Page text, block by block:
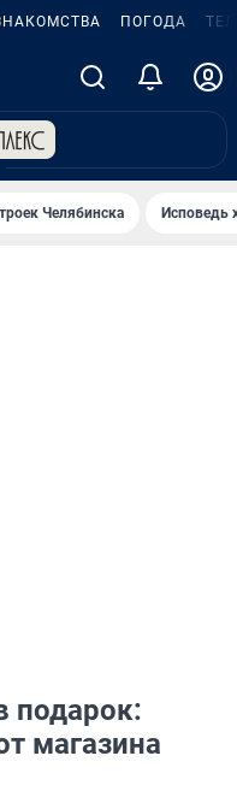
ПОГОДА
Челябинска Исповедь
подарок:
магазина